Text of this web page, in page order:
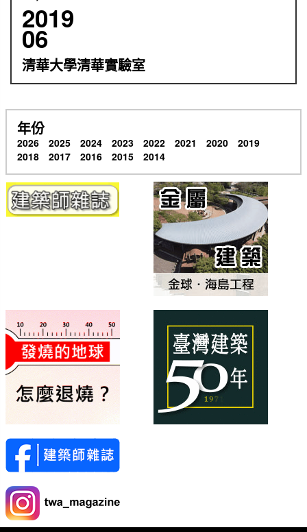
2019
06
清華大學清華實驗室
年份
2026 2025 2024 2023 2022 2021 2020
2019
2018
2017 2016 2015 2014